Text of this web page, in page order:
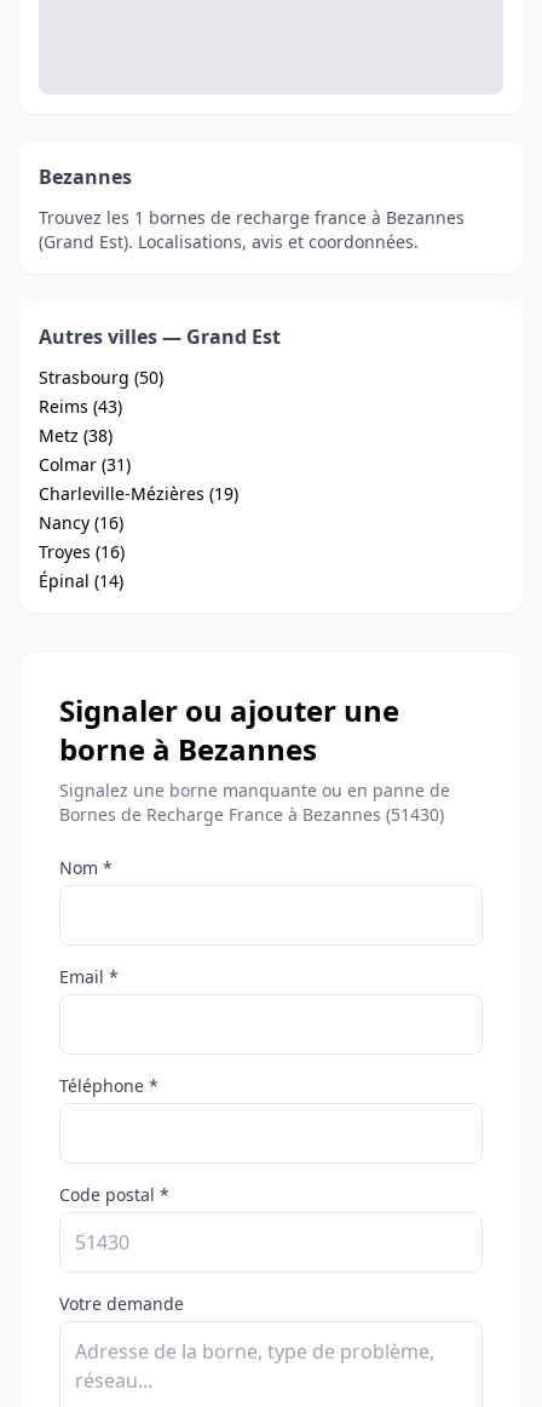
Bezannes
Trouvez les 1 bornes de recharge france à Bezannes
(Grand Est). Localisations, avis et coordonnées.
Autres villes — Grand Est
Strasbourg (50)
Reims (43)
Metz (38)
Colmar (31)
Charleville-Mézières (19)
Nancy (16)
Troyes (16)
Épinal (14)
Signaler ou ajouter une
borne à Bezannes
Signalez une borne manquante ou en panne de
Bornes de Recharge France à Bezannes (51430)
Nom *
Email *
Téléphone *
Code postal *
Votre demande